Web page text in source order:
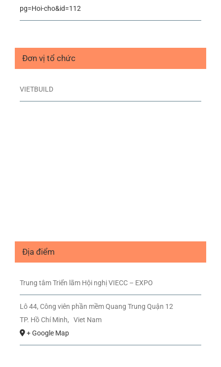
pg=Hoi-cho&id=112
Đơn vị tổ chức
VIETBUILD
Địa điểm
Trung tâm Triển lãm Hội nghị VIECC – EXPO
Lô 44, Công viên phần mềm Quang Trung Quận 12
TP. Hồ Chí Minh,
Viet Nam
+ Google Map